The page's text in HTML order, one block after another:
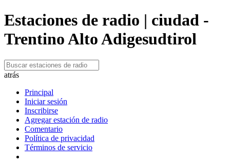
Estaciones de radio | ciudad -
Trentino Alto Adigesudtirol
atrás
Principal
Iniciar sesión
Inscribirse
Agregar estación de radio
Comentario
Política de privacidad
Términos de servicio